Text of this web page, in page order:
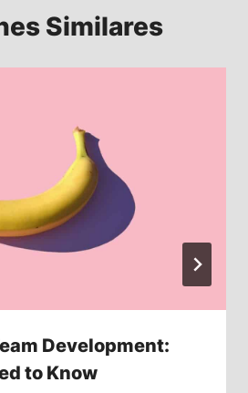
Similares
Development:
to Know